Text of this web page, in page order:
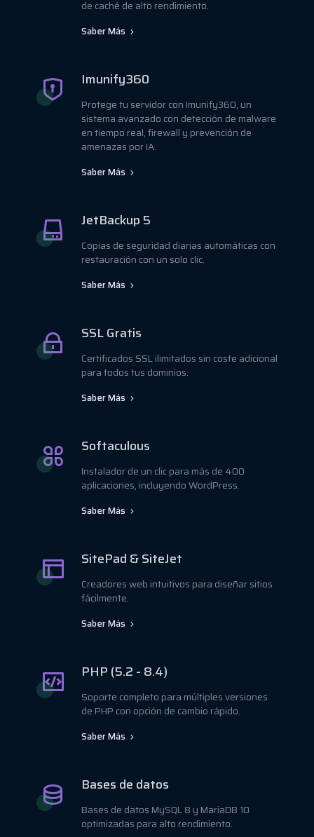
de caché de alto rendimiento.
Saber Más
Imunify360
Protege tu servidor con Imunify360, un
sistema avanzado con detección de malware
en tiempo real, firewall y prevención de
amenazas por IA.
Saber Más
JetBackup 5
Copias de seguridad diarias automáticas con
restauración con un solo clic.
Saber Más
SSL Gratis
Certificados SSL ilimitados sin coste adicional
para todos tus dominios.
Saber Más
Softaculous
Instalador de un clic para más de 400
aplicaciones, incluyendo WordPress.
Saber Más
SitePad & SiteJet
Creadores web intuitivos para diseñar sitios
fácilmente.
Saber Más
PHP (5.2 - 8.4)
Soporte completo para múltiples versiones
de PHP con opción de cambio rápido.
Saber Más
Bases de datos
Bases de datos MySQL 8 y MariaDB 10
optimizadas para alto rendimiento.